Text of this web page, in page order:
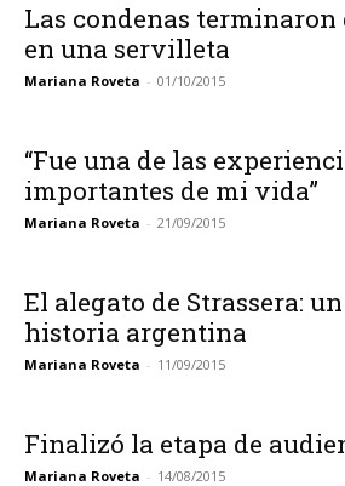
Las condenas terminaron
en una servilleta
Mariana Roveta - 01/10/2015
“Fue una de las
importantes de mi vida”
Mariana Roveta - 21/09/2015
El alegato de Strassera:
historia argentina
Mariana Roveta - 11/09/2015
Finalizó la etapa de
Mariana Roveta - 14/08/2015